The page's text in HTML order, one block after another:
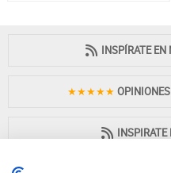
INSPÍRATE EN
★★★★★
INSPIRATE